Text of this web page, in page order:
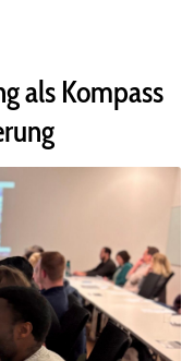
als Kompass